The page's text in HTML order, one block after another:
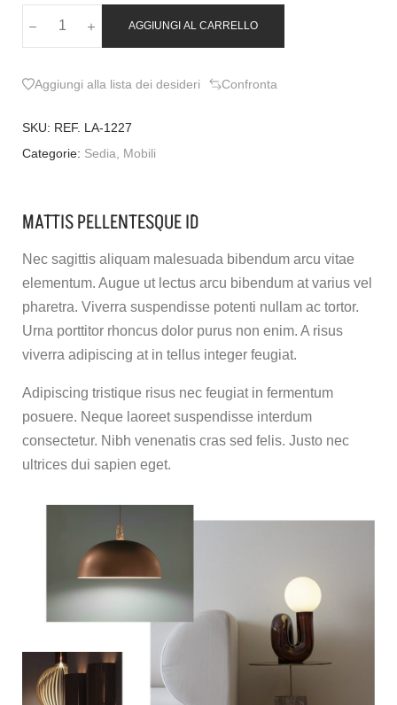
AGGIUNGI AL CARRELLO
Aggiungi alla lista dei desideri Confronta
SKU: REF. LA-1227
Categorie: Sedia Mobili
MATTIS PELLENTESQUE ID
Nec sagittis aliquam malesuada bibendum arcu vitae
elementum. Augue ut lectus arcu bibendum at varius vel
pharetra. Viverra suspendisse potenti nullam ac tortor.
Urna porttitor rhoncus dolor purus non enim. A risus
viverra adipiscing at in tellus integer feugiat.
Adipiscing tristique risus nec feugiat in fermentum
posuere. Neque laoreet suspendisse interdum
consectetur. Nibh venenatis cras sed felis. Justo nec
ultrices dui sapien eget.